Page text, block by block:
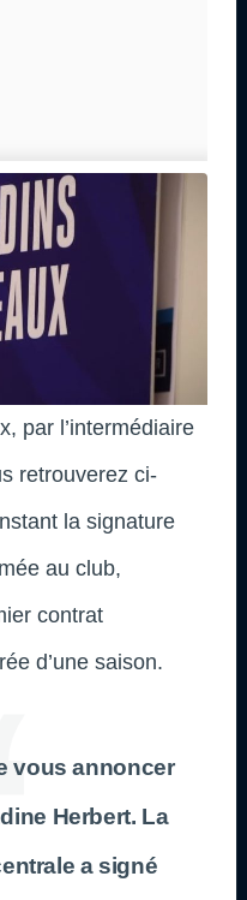
par l’intermédiaire
retrouverez ci-
la signature
au club,
contrat
d’une saison.
vous annoncer
Herbert. La
a signé